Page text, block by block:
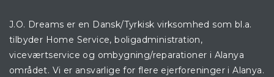
J.O. Dreams er en Dansk/Tyrkisk virksomhed som bl.a.
tilbyder Home Service, boligadministration,
viceværtservice og ombygning/reparationer i Alanya
området. Vi er ansvarlige for flere ejerforeninger i Alanya.